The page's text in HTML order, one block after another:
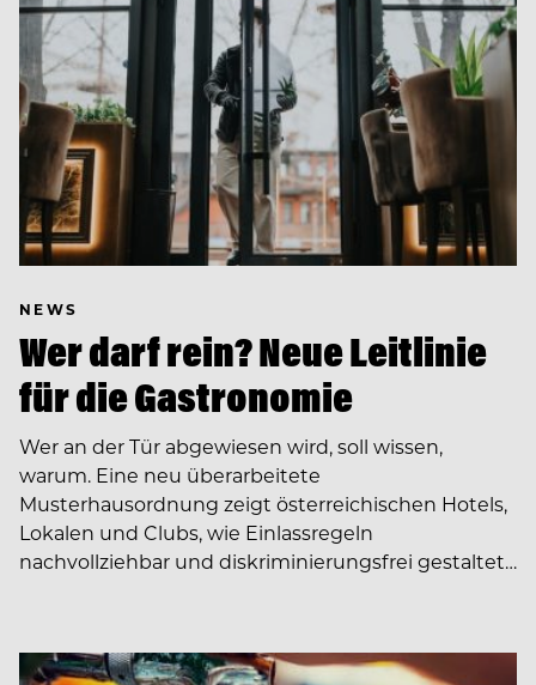
NEWS
Wer darf rein? Neue Leitlinie
für die Gastronomie
Wer an der Tür abgewiesen wird, soll wissen,
warum. Eine neu überarbeitete
Musterhausordnung zeigt österreichischen Hotels,
Lokalen und Clubs, wie Einlassregeln
nachvollziehbar und diskriminierungsfrei gestaltet…